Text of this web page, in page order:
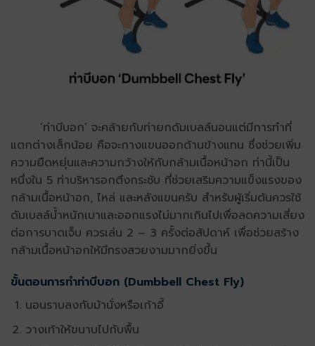
‘ท่าบีบอก’ จะคล้ายกับท่ายกดัมเบลล์นอนแต่มีการทำที่
แตกต่างเล็กน้อย คือจะกางแขนออกด้านข้างแทน ซึ่งช่วยเพิ่ม
ความยืดหยุ่นและความกว้างให้กับกล้ามเนื้อหน้าอก ท่านี้เป็น
หนึ่งใน 5 ท่าบริหารอกตึงกระชับ ที่ช่วยเสริมความแข็งแรงของ
กล้ามเนื้อหน้าอก, ไหล่ และหลังแขนครับ สำหรับผู้เริ่มต้นควรใช้
ดัมเบลล์น้ำหนักเบาและออกแรงไม่มากเกินไปเพื่อลดความเสี่ยง
ต่อการบาดเจ็บ ควรเล่น 2 – 3 ครั้งต่อสัปดาห์ เพื่อช่วยสร้าง
กล้ามเนื้อหน้าอกให้มีทรงสวยงามมากยิ่งขึ้น
ขั้นตอนการทำท่าบีบอก (Dumbbell Chest Fly)
นอนราบลงกับม้านั่งหรือเก้าอี้
วางเท้าให้ขนาบไปกับพื้น